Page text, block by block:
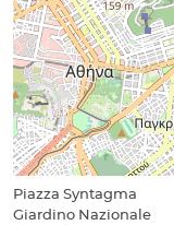
Piazza Syntagma
Giardino Nazionale